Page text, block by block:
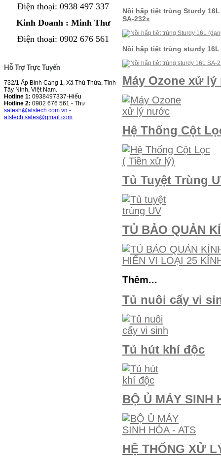
Điện thoại: 0938 497 337
Kinh Doanh : Minh Thư
Điện thoại: 0902 676 561
Hỗ Trợ Trực Tuyến
732/1 Ấp Bình Cang 1, Xã Thủ Thừa, Tỉnh
Tây Ninh, Việt Nam.
Hotline 1: 0938497337-Hiếu
Hotline 2: 0902 676 561 - Thư
salesh@atstech.com.vn -
atstech.sales@gmail.com
Nồi hấp tiệt trùng Sturdy
SA-232x
Nồi hấp tiệt trùng sturdy 16L
Máy Ozone xử
Hệ Thống Cột
Tủ Tuyệt Trùng
TỦ BẢO QUẢN
Thêm...
Tủ nuôi cấy vi
Tủ hút khí độc
BỘ Ủ MÁY SINH
HỆ THỐNG XỬ